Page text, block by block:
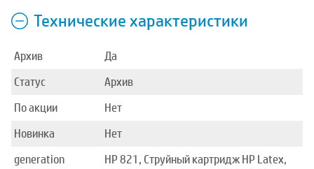
Технические характеристики
Архив
Да
Статус
Архив
По акции
Нет
Новинка
Нет
generation
HP 821, Струйный картридж HP Latex,